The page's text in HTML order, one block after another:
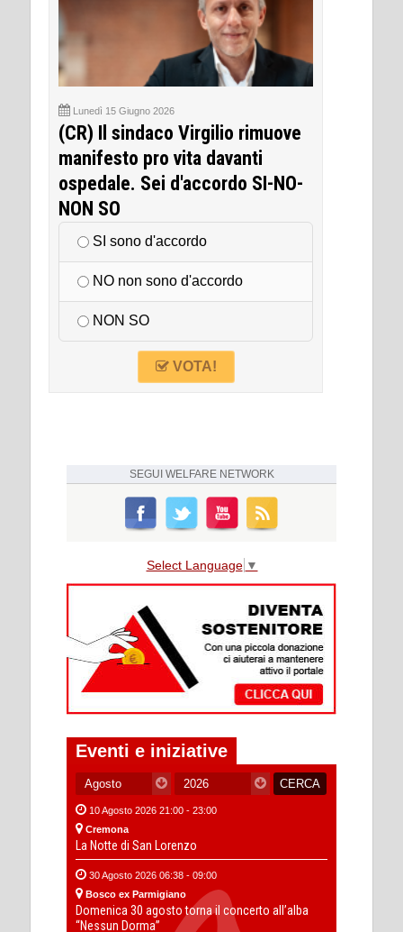
Lunedì 15 Giugno 2026
(CR) Il sindaco Virgilio rimuove
manifesto pro vita davanti
ospedale. Sei d'accordo SI-NO-
NON SO
SI sono d'accordo
NO non sono d'accordo
NON SO
VOTA!
SEGUI WELFARE NETWORK
Select Language ▼
Eventi e iniziative
10 Agosto 2026 21:00 - 23:00
Cremona
La Notte di San Lorenzo
30 Agosto 2026 06:38 - 09:00
Bosco ex Parmigiano
Domenica 30 agosto torna il concerto all’alba
“Nessun Dorma”